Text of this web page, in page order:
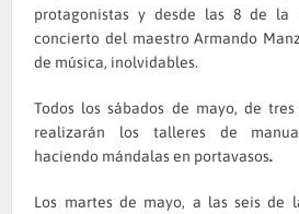
protagonistas y desde las 8 de la
concierto del maestro Armando
de música, inolvidables.
Todos los sábados de mayo, de
realizarán los talleres de
haciendo mándalas en portavasos.
Los martes de mayo, a las seis de